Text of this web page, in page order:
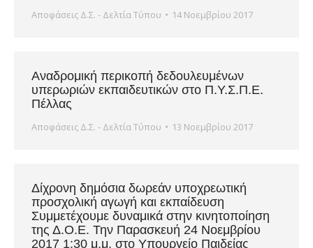
Αποφάσεις Δ.Σ. - Δελτία Τύπου 14 Νοεμβρίου 2017
Αναδρομική περικοπή δεδουλευμένων
υπερωριών εκπαιδευτικών στο Π.Υ.Σ.Π.Ε.
Πέλλας
Αποφάσεις Δ.Σ. - Δελτία Τύπου 13 Νοεμβρίου 2017
Δίχρονη δημόσια δωρεάν υποχρεωτική
προσχολική αγωγή και εκπαίδευση
Συμμετέχουμε δυναμικά στην κινητοποίηση
της Δ.Ο.Ε. Την Παρασκευή 24 Νοεμβρίου
2017 1:30 μ.μ. στο Υπουργείο Παιδείας